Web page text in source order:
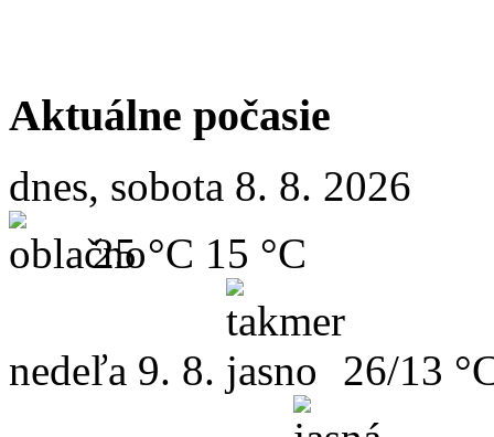
Aktuálne počasie
dnes, sobota 8. 8. 2026
25 °C 15 °C
nedeľa 9. 8. 26/13